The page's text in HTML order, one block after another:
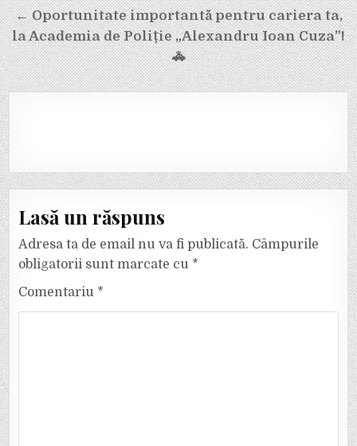
← Oportunitate importantă pentru cariera ta,
la Academia de Poliție „Alexandru Ioan Cuza”!
🚓
Lasă un răspuns
Adresa ta de email nu va fi publicată. Câmpurile
obligatorii sunt marcate cu *
Comentariu *